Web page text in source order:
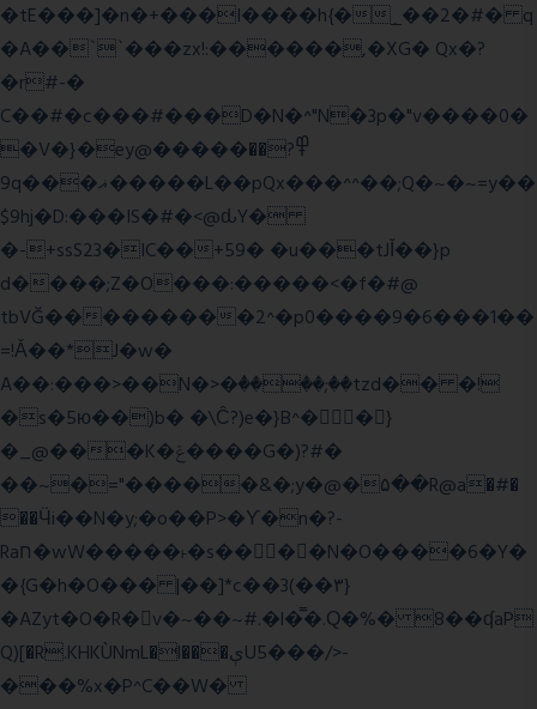
�tE���]�n�+���I����h{�_̣��2�#� q
�A��``���zx!:������,�XG� Qx�?
�r#-�
C��#�c���#���D�N�^"N�3p�"v����0�
�V�}�ey@�����߾?��
9q���ޣ�����L��pQx���^^��;Q�~�~=y��
$9hj�D:���IS�#�<@ԃY�
�-+ssS23�IC��+59� �u���tJǏ��}p
d����;Z�O���:�����<�f�#@
tbVĞ���������2^�p0����9�6���1��
=!Ǎ��*J�w�
A��:���>��N�>�ٝ����;��tzd�� �!
�s�5ю��)b� �\Ĉ?)e�}B^��}
�_@���K�ݝ����G�)?#�
��~�="�����&�;y�@�۵��R@a�#�
��Ӵi��N�y;�o��P>�ϒ�n�?­
Raח�wW�����˫�s����N�O����6�Y�
�{G�h�O��� |��]*c��3(��٣}
�AZyt�O�R�v�~��~#.�l�̿�.Ԛ�%� 8��ʠaP
Q)[�R.KHKÙNmL�l���ېU5���/>-
���%x�P^C��W�